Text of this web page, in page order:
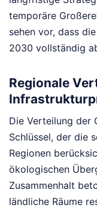
temporäre
sehen vor, dass
2030 vollständig
Regionale
Die Verteilung der
Schlüssel, der die
Regionen
ökologischen
Zusammenhalt
ländliche Räume